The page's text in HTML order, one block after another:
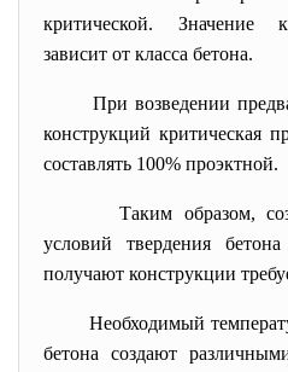
критической. Значение
зависит от класса бетона.
При возведении
конструкций критическая
составлять 100% проэктной.
Таким образом,
условий твердения
получают конструкции
Необходимый
бетона создают